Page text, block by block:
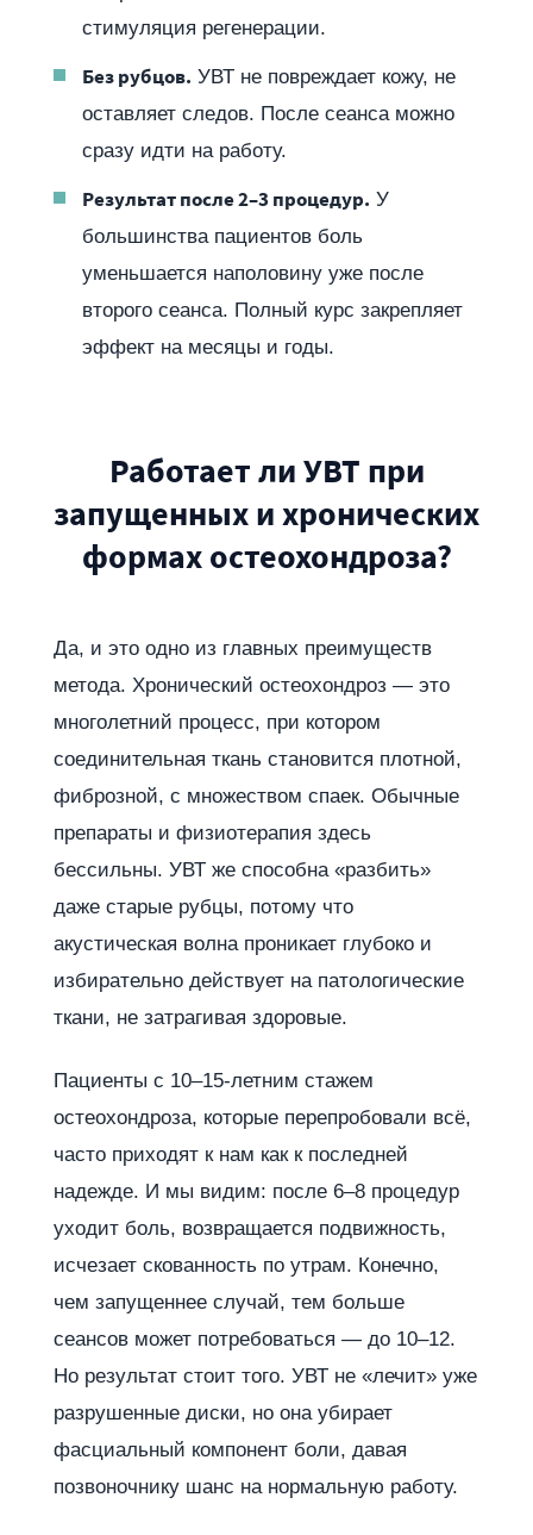
стимуляция регенерации.
Без рубцов. УВТ не повреждает кожу, не
оставляет следов. После сеанса можно
сразу идти на работу.
Результат после 2–3 процедур. У
большинства пациентов боль
уменьшается наполовину уже после
второго сеанса. Полный курс закрепляет
эффект на месяцы и годы.
Работает ли УВТ при
запущенных и хронических
формах остеохондроза?
Да, и это одно из главных преимуществ
метода. Хронический остеохондроз — это
многолетний процесс, при котором
соединительная ткань становится плотной,
фиброзной, с множеством спаек. Обычные
препараты и физиотерапия здесь
бессильны. УВТ же способна «разбить»
даже старые рубцы, потому что
акустическая волна проникает глубоко и
избирательно действует на патологические
ткани, не затрагивая здоровые.
Пациенты с 10–15-летним стажем
остеохондроза, которые перепробовали всё,
часто приходят к нам как к последней
надежде. И мы видим: после 6–8 процедур
уходит боль, возвращается подвижность,
исчезает скованность по утрам. Конечно,
чем запущеннее случай, тем больше
сеансов может потребоваться — до 10–12.
Но результат стоит того. УВТ не «лечит» уже
разрушенные диски, но она убирает
фасциальный компонент боли, давая
позвоночнику шанс на нормальную работу.